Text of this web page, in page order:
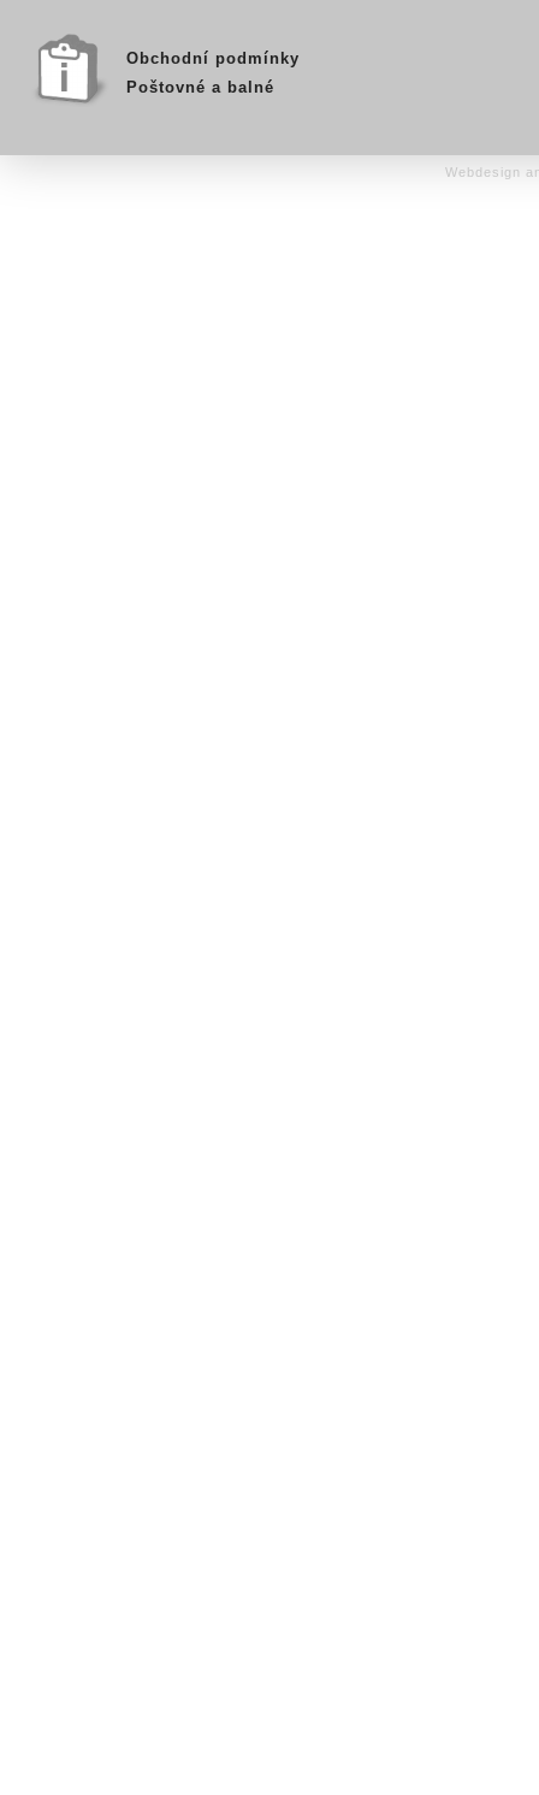
Obchodní podmínky
Poštovné a balné
Webdesign